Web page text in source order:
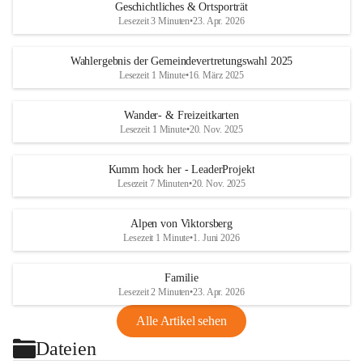
Geschichtliches & Ortsporträt
Lesezeit 3 Minuten•23. Apr. 2026
Wahlergebnis der Gemeindevertretungswahl 2025
Lesezeit 1 Minute•16. März 2025
Wander- & Freizeitkarten
Lesezeit 1 Minute•20. Nov. 2025
Kumm hock her - LeaderProjekt
Lesezeit 7 Minuten•20. Nov. 2025
Alpen von Viktorsberg
Lesezeit 1 Minute•1. Juni 2026
Familie
Lesezeit 2 Minuten•23. Apr. 2026
Alle Artikel sehen
Dateien